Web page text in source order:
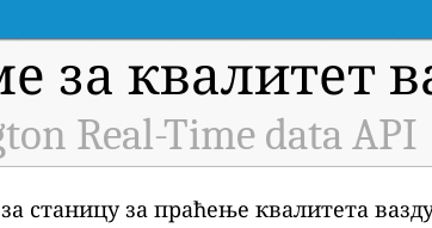
за квалитет
Real-Time data API
станицу за праћење квалитета